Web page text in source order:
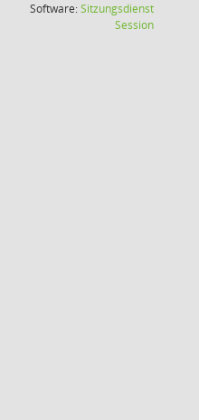
Software:Sitzungsdienst
Session(Wird in